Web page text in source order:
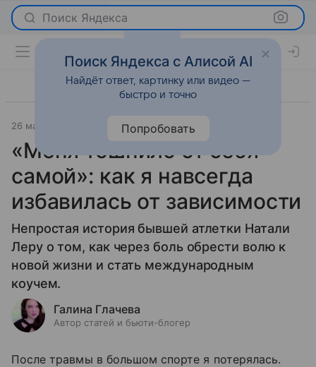
Поиск Яндекса
26 марта 2020
«Меня тошнило от себя
самой»: как я навсегда
избавилась от зависимости
Непростая история бывшей атлетки Натали
Леру о том, как через боль обрести волю к
новой жизни и стать международным
коучем.
Галина Глачева
Автор статей и бьюти-блогер
После травмы в большом спорте я потерялась.
Поиск Яндекса с Алисой AI
Найдёт ответ, картинку или видео —
быстро и точно
Попробовать